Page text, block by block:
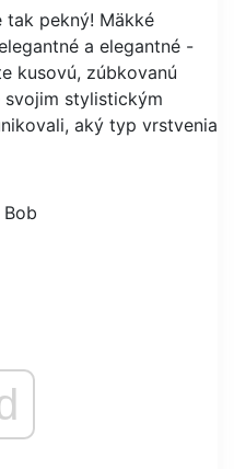
tak pekný! Mäkké
a elegantné -
kusovú, zúbkovanú
stylistickým
aký typ vrstvenia